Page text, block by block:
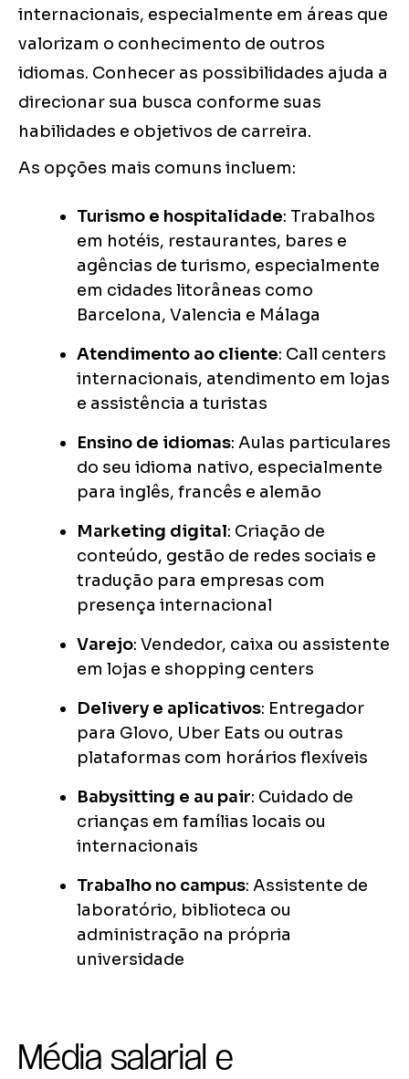
internacionais, especialmente em áreas que
valorizam o conhecimento de outros
idiomas. Conhecer as possibilidades ajuda a
direcionar sua busca conforme suas
habilidades e objetivos de carreira.
As opções mais comuns incluem:
Turismo e hospitalidade: Trabalhos
em hotéis, restaurantes, bares e
agências de turismo, especialmente
em cidades litorâneas como
Barcelona, Valencia e Málaga
Atendimento ao cliente: Call centers
internacionais, atendimento em lojas
e assistência a turistas
Ensino de idiomas: Aulas particulares
do seu idioma nativo, especialmente
para inglês, francês e alemão
Marketing digital: Criação de
conteúdo, gestão de redes sociais e
tradução para empresas com
presença internacional
Varejo: Vendedor, caixa ou assistente
em lojas e shopping centers
Delivery e aplicativos: Entregador
para Glovo, Uber Eats ou outras
plataformas com horários flexíveis
Babysitting e au pair: Cuidado de
crianças em famílias locais ou
internacionais
Trabalho no campus: Assistente de
laboratório, biblioteca ou
administração na própria
universidade
Média salarial e